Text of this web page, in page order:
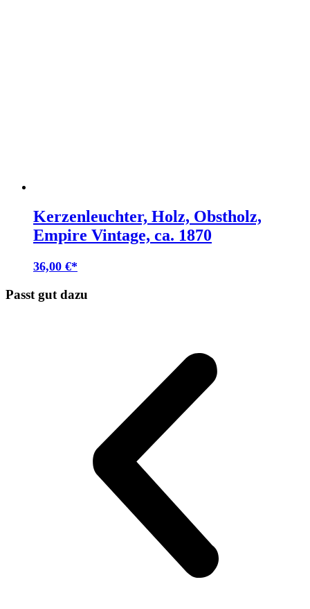
Kerzenleuchter, Holz, Obstholz,
Empire Vintage, ca. 1870
36,00 €
Passt gut dazu